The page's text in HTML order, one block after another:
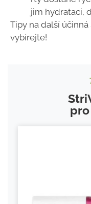
jim hydrataci,
Tipy na další
vybírejte!